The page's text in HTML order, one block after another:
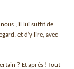
nous ; il lui suffit de
et d’y lire, avec
? Et après ! Tout